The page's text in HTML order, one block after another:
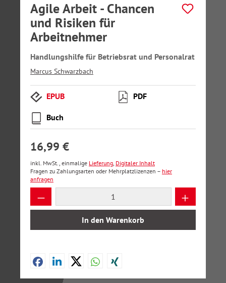
Agile Arbeit - Chancen
und Risiken für
Arbeitnehmer
Handlungshilfe für Betriebsrat und Personalrat
Marcus Schwarzbach
EPUB PDF
Buch
16,99 €
inkl. MwSt., einmalige Lieferung, Digitaler Inhalt
Fragen zu Zahlungsarten oder Mehrplatzlizenzen – hier
anfragen
Produkt Anzahl: Gib den gewünschten
In den Warenkorb